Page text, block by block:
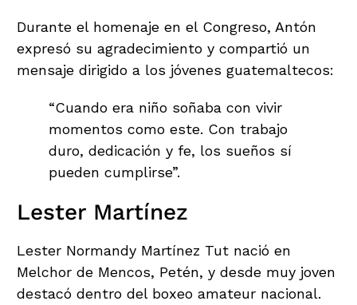
Durante el homenaje en el Congreso, Antón
expresó su agradecimiento y compartió un
mensaje dirigido a los jóvenes guatemaltecos:
“Cuando era niño soñaba con vivir
momentos como este. Con trabajo
duro, dedicación y fe, los sueños sí
pueden cumplirse”.
Lester Martínez
Lester Normandy Martínez Tut nació en
Melchor de Mencos, Petén, y desde muy joven
destacó dentro del boxeo amateur nacional.